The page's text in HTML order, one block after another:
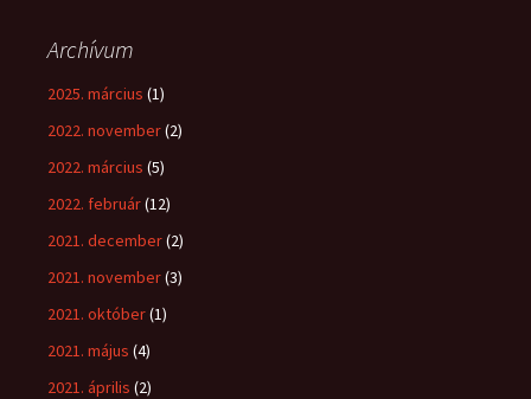
Archívum
2025. március (1)
2022. november(2)
2022. március (5)
2022. február(12)
2021. december(2)
2021. november(3)
2021. október(1)
2021. május (4)
2021. április (2)